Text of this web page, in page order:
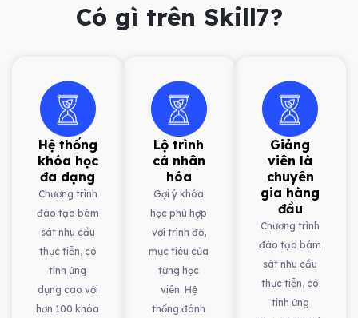
Có gì trên Skill7?
Hệ thống
khóa học
đa dạng
Chương trình
đào tạo bám
sát nhu cầu
thực tiễn, có
tính ứng
dụng cao với
hơn 100 khóa
Lộ trình
cá nhân
hóa
Gợi ý khóa
học phù hợp
với trình độ,
mục tiêu của
từng học
viên. Hệ
thống đánh
Giảng
viên là
chuyên
gia hàng
đầu
Chương trình
đào tạo bám
sát nhu cầu
thực tiễn, có
tính ứng